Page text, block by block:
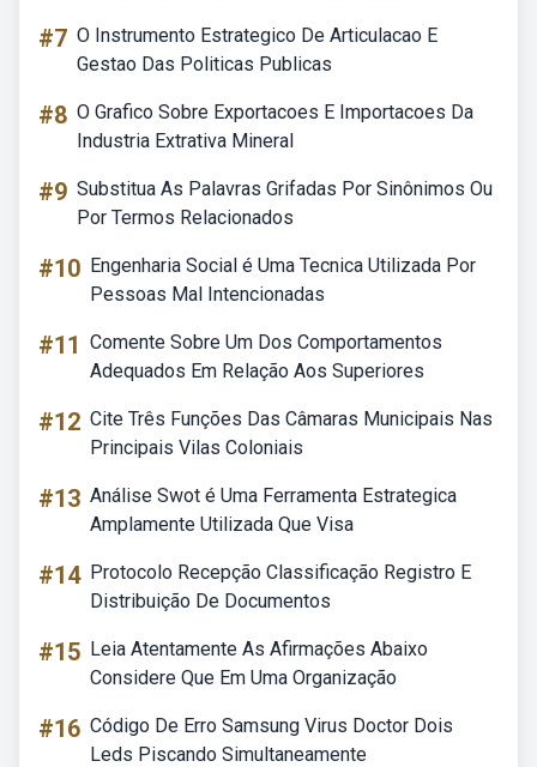
#7 O Instrumento Estrategico De Articulacao E
Gestao Das Politicas Publicas
#8 O Grafico Sobre Exportacoes E Importacoes Da
Industria Extrativa Mineral
#9 Substitua As Palavras Grifadas Por Sinônimos Ou
Por Termos Relacionados
#10 Engenharia Social é Uma Tecnica Utilizada Por
Pessoas Mal Intencionadas
#11 Comente Sobre Um Dos Comportamentos
Adequados Em Relação Aos Superiores
#12 Cite Três Funções Das Câmaras Municipais Nas
Principais Vilas Coloniais
#13 Análise Swot é Uma Ferramenta Estrategica
Amplamente Utilizada Que Visa
#14 Protocolo Recepção Classificação Registro E
Distribuição De Documentos
#15 Leia Atentamente As Afirmações Abaixo
Considere Que Em Uma Organização
#16 Código De Erro Samsung Virus Doctor Dois
Leds Piscando Simultaneamente